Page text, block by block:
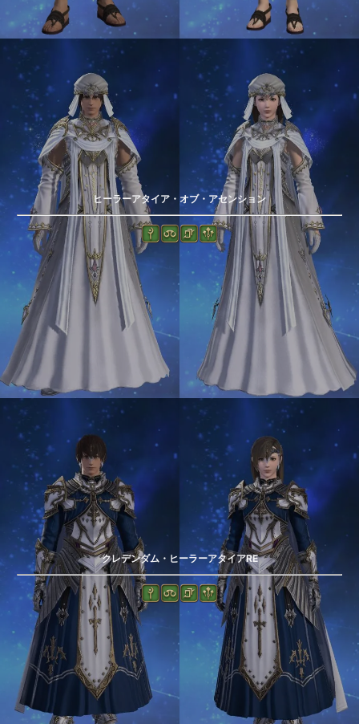
ヒーラーアタイア・オブ・アセンション
クレデンダム・ヒーラーアタイアRE